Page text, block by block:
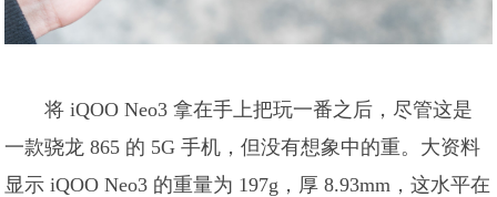
将 iQOO Neo3 拿在手上把玩一番之后，尽管这是
一款骁龙 865 的 5G 手机，但没有想象中的重。大资料
显示 iQOO Neo3 的重量为 197g，厚 8.93mm，这水平在